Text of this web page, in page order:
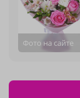
Фото на сайте